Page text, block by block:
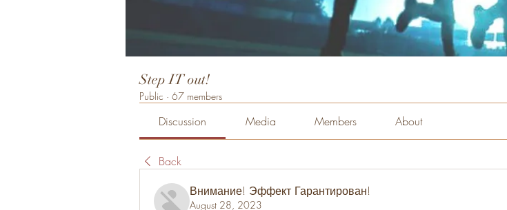
Step IT out!
Public · 67 members
Discussion Media Members About
Back
Внимание! Эффект Гарантирован!
August 28, 2023